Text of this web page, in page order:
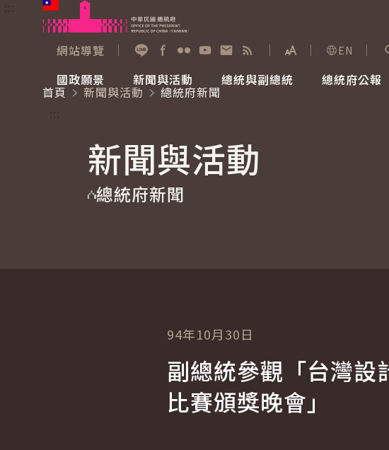
跳到主要內容
網站導覽
展開字級選單
EN
國政願景
國家氣候變遷對策委員會
重要談話
新聞與活動
總統府新聞
影音頻道
總統與副總統
賴清德總統
總統府公報
參觀資訊
首頁
新聞與活動
總統府新聞
新聞與活動
總統府新聞
94年10月30日
副總統參觀「台灣
比賽頒獎晚會」